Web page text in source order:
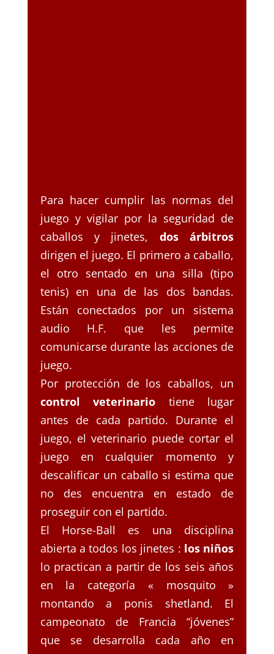
Para hacer cumplir las normas del
juego y vigilar por la seguridad de
caballos y jinetes, dos árbitros
dirigen el juego. El primero a caballo,
el otro sentado en una silla (tipo
tenis) en una de las dos bandas.
Están conectados por un sistema
audio H.F. que les permite
comunicarse durante las acciones de
juego.
Por protección de los caballos, un
control veterinario tiene lugar
antes de cada partido. Durante el
juego, el veterinario puede cortar el
juego en cualquier momento y
descalificar un caballo si estima que
no des encuentra en estado de
proseguir con el partido.
El Horse-Ball es una disciplina
abierta a todos los jinetes : los niños
lo practican a partir de los seis años
en la categoría « mosquito »
montando a ponis shetland. El
campeonato de Francia “jóvenes”
que se desarrolla cada año en